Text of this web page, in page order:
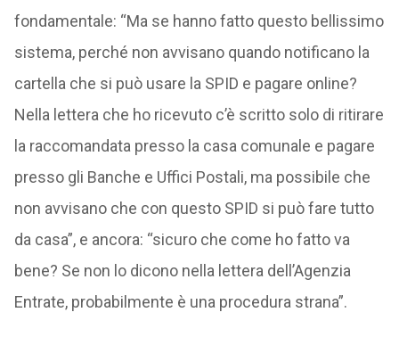
fondamentale: “Ma se hanno fatto questo bellissimo
sistema, perché non avvisano quando notificano la
cartella che si può usare la SPID e pagare online?
Nella lettera che ho ricevuto c’è scritto solo di ritirare
la raccomandata presso la casa comunale e pagare
presso gli Banche e Uffici Postali, ma possibile che
non avvisano che con questo SPID si può fare tutto
da casa”, e ancora: “sicuro che come ho fatto va
bene? Se non lo dicono nella lettera dell’Agenzia
Entrate, probabilmente è una procedura strana”.